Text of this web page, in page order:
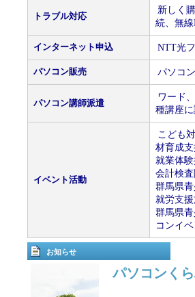
トラブル対応
新しく
続、無
インターネット申込 NTT光
パソコン販売 パソコ
パソコン講師派遣
ワード
種講座
イベント活動
こども
材育成
就業体
会計検
群馬県
就労支
群馬県
コンイ
お知らせ
パソコンく